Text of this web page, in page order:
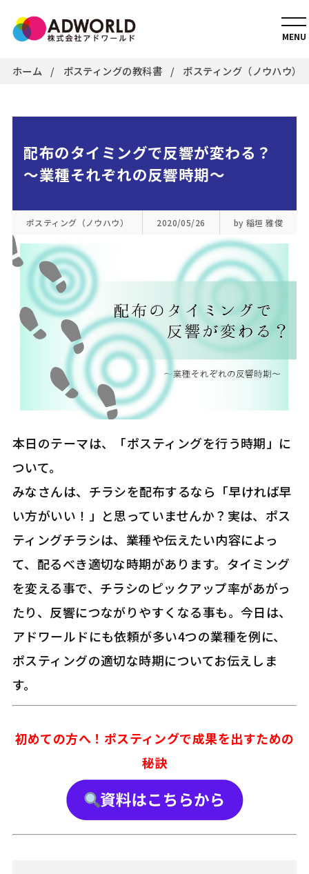
MENU
ホーム ポスティングの教科書 ポスティング（ノウハウ）
配布のタイミングで反響が変わる？
～業種それぞれの反響時期～
ポスティング（ノウハウ） 2020/05/26 by 稲垣 雅俊
本日のテーマは、「ポスティングを行う時期」に
ついて。
みなさんは、チラシを配布するなら「早ければ早
い方がいい！」と思っていませんか？実は、ポス
ティングチラシは、業種や伝えたい内容によっ
て、配るべき適切な時期があります。タイミング
を変える事で、チラシのピックアップ率があがっ
たり、反響につながりやすくなる事も。今日は、
アドワールドにも依頼が多い4つの業種を例に、
ポスティングの適切な時期についてお伝えしま
す。
初めての方へ！ポスティングで成果を出すための
秘訣